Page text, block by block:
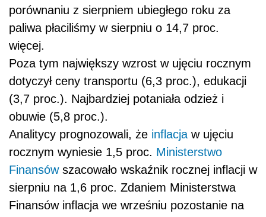
porównaniu z sierpniem ubiegłego roku za
paliwa płaciliśmy w sierpniu o 14,7 proc.
więcej.
Poza tym największy wzrost w ujęciu rocznym
dotyczył ceny transportu (6,3 proc.), edukacji
(3,7 proc.). Najbardziej potaniała odzież i
obuwie (5,8 proc.).
Analitycy prognozowali, że inflacja w ujęciu
rocznym wyniesie 1,5 proc. Ministerstwo
Finansówszacowało wskaźnik rocznej inflacji w
sierpniu na 1,6 proc. Zdaniem Ministerstwa
Finansów inflacja we wrześniu pozostanie na